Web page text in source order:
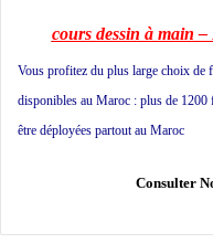
cours dessin à main
Vous profitez du plus large choix de
disponibles au Maroc : plus de
être déployées partout au Maroc
Consulter